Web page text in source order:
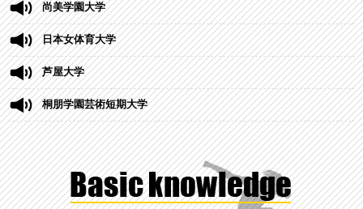
尚美学園大学
日本女体育大学
芦屋大学
桐朋学園芸術短期大学